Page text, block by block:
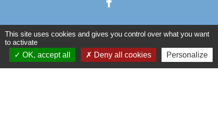
Liens
Oise mobilité
This site uses cookies and gives you control over what you want
to activate
OK, accept all
Deny all cookies Personalize